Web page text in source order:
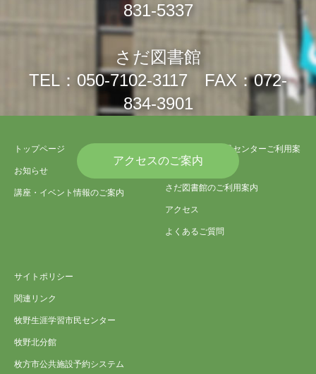
831-5337
さだ図書館
TEL：050-7102-3117 FAX：072-
834-3901
アクセスのご案内
トップページ
お知らせ
講座・イベント情報のご案内
さだ生涯学習市民センターご利用案
内
さだ図書館のご利用案内
アクセス
よくあるご質問
サイトポリシー
関連リンク
牧野生涯学習市民センター
牧野北分館
枚方市公共施設予約システム